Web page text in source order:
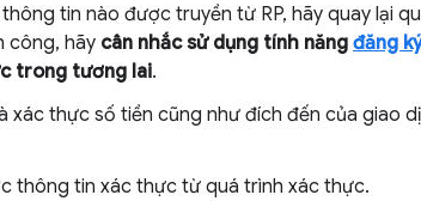
tin nào được truyền từ RP, hãy quay lại
công, hãy cân nhắc sử dụng tính năng đăng
trong tương lai.
xác thực số tiền cũng như đích đến của giao
thông tin xác thực từ quá trình xác thực.